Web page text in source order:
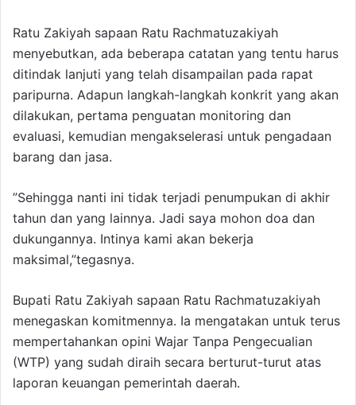
Ratu Zakiyah sapaan Ratu Rachmatuzakiyah
menyebutkan, ada beberapa catatan yang tentu harus
ditindak lanjuti yang telah disampailan pada rapat
paripurna. Adapun langkah-langkah konkrit yang akan
dilakukan, pertama penguatan monitoring dan
evaluasi, kemudian mengakselerasi untuk pengadaan
barang dan jasa.
”Sehingga nanti ini tidak terjadi penumpukan di akhir
tahun dan yang lainnya. Jadi saya mohon doa dan
dukungannya. Intinya kami akan bekerja
maksimal,”tegasnya.
Bupati Ratu Zakiyah sapaan Ratu Rachmatuzakiyah
menegaskan komitmennya. Ia mengatakan untuk terus
mempertahankan opini Wajar Tanpa Pengecualian
(WTP) yang sudah diraih secara berturut-turut atas
laporan keuangan pemerintah daerah.